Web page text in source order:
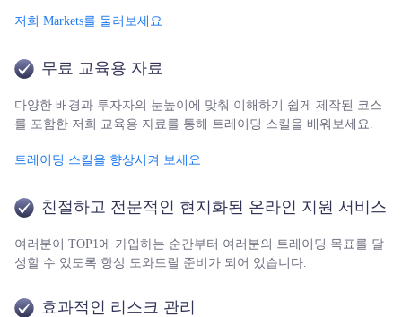
저희 Markets를 둘러보세요
무료 교육용 자료
다양한 배경과 투자자의 눈높이에 맞춰 이해하기 쉽게 제작된 코스
를 포함한 저희 교육용 자료를 통해 트레이딩 스킬을 배워보세요.
트레이딩 스킬을 향상시켜 보세요
친절하고 전문적인 현지화된 온라인 지원 서비스
여러분이 TOP1에 가입하는 순간부터 여러분의 트레이딩 목표를 달
성할 수 있도록 항상 도와드릴 준비가 되어 있습니다.
효과적인 리스크 관리